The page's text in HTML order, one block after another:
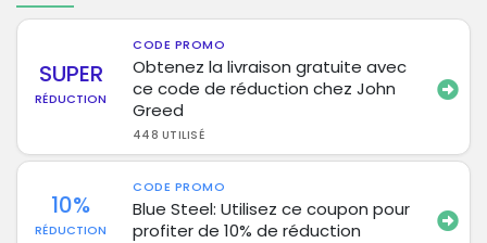
SUPER
RÉDUCTION
CODE PROMO
Obtenez la livraison gratuite avec
ce code de réduction chez John
Greed
448 UTILISÉ
10%
RÉDUCTION
CODE PROMO
Blue Steel: Utilisez ce coupon pour
profiter de 10% de réduction